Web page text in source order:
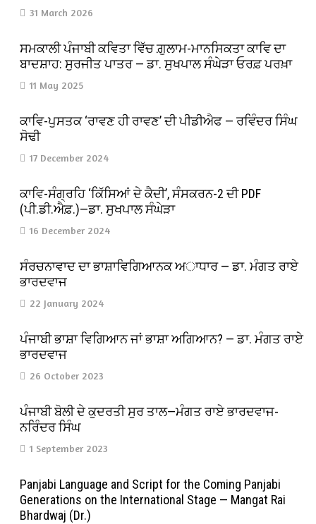
31 March 2026
ਸਮਕਾਲੀ ਪੰਜਾਬੀ ਕਵਿਤਾ ਵਿੱਚ ਗ਼ੁਲਾਮ-ਮਾਨਸਿਕਤਾ ਕਾਵਿ ਦਾ
ਬਾਦਸ਼ਾਹ: ਸੁਰਜੀਤ ਪਾਤਰ — ਡਾ. ਸੁਖਪਾਲ ਸੰਘੇੜਾ ਓਰਫ਼ ਪਰਖ਼ਾ
11 May 2025
ਕਾਵਿ-ਪੁਸਤਕ ‘ਰਾਵਣ ਹੀ ਰਾਵਣ’ ਦੀ ਪੀਡੀਐਫ — ਰਵਿੰਦਰ ਸਿੰਘ
ਸੋਢੀ
17 December 2024
ਕਾਵਿ-ਸੰਗ੍ਰਹਿ ‘ਕਿੱਸਿਆਂ ਦੇ ਕੈਦੀ’, ਸੰਸਕਰਨ-2 ਦੀ PDF
(ਪੀ.ਡੀ.ਐਫ਼.)—ਡਾ. ਸੁਖਪਾਲ ਸੰਘੇੜਾ
16 December 2024
ਸੰਰਚਨਾਵਾਦ ਦਾ ਭਾਸ਼ਾਵਿਗਿਆਨਕ ਅਾਧਾਰ — ਡਾ. ਮੰਗਤ ਰਾਏ
ਭਾਰਦਵਾਜ
22 January 2024
ਪੰਜਾਬੀ ਭਾਸ਼ਾ ਵਿਗਿਆਨ ਜਾਂ ਭਾਸ਼ਾ ਅਗਿਆਨ? — ਡਾ. ਮੰਗਤ ਰਾਏ
ਭਾਰਦਵਾਜ
26 October 2023
ਪੰਜਾਬੀ ਬੋਲੀ ਦੇ ਕੁਦਰਤੀ ਸੁਰ ਤਾਲ—ਮੰਗਤ ਰਾਏ ਭਾਰਦਵਾਜ-
ਨਰਿੰਦਰ ਸਿੰਘ
1 September 2023
Panjabi Language and Script for the Coming Panjabi
Generations on the International Stage — Mangat Rai
Bhardwaj (Dr.)